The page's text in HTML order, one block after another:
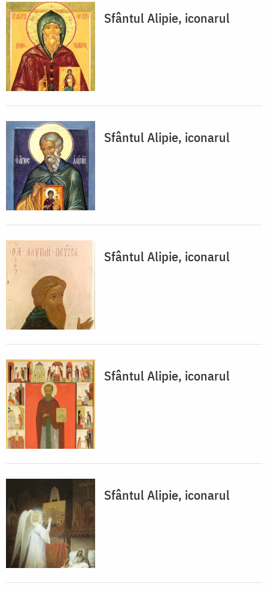
Sfântul Alipie, iconarul
Sfântul Alipie, iconarul
Sfântul Alipie, iconarul
Sfântul Alipie, iconarul
Sfântul Alipie, iconarul